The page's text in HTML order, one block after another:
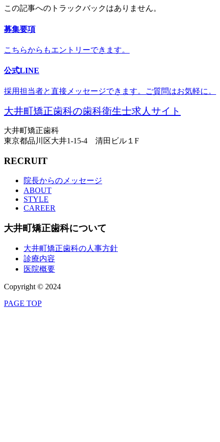
この記事へのトラックバックはありません。
募集要項
こちらからもエントリーできます。
公式LINE
採用担当者と直接メッセージできます。ご質問はお気軽に。
大井町矯正歯科の歯科衛生士求人サイト
大井町矯正歯科
東京都品川区大井1-15-4 清田ビル１F
RECRUIT
院長からのメッセージ
ABOUT
STYLE
CAREER
大井町矯正歯科について
大井町矯正歯科の人事方針
診療内容
医院概要
Copyright © 2024
PAGE TOP